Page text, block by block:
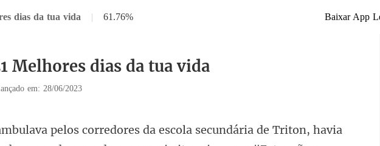
dias da tua vida | 61.76% Baixar App
Melhores dias da tua vida
em: 28/06/2023
de Triton, havia